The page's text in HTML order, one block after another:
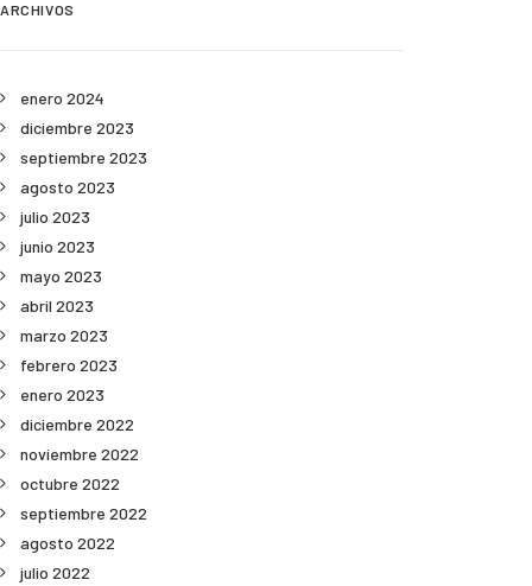
ARCHIVOS
enero 2024
diciembre 2023
septiembre 2023
agosto 2023
julio 2023
junio 2023
mayo 2023
abril 2023
marzo 2023
febrero 2023
enero 2023
diciembre 2022
noviembre 2022
octubre 2022
septiembre 2022
agosto 2022
julio 2022